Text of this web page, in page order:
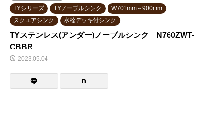
TYシリーズ
TYノーブルシンク
W701mm～900mm
スクエアシンク
水栓デッキ付シンク
TYステンレス(アンダー)ノーブルシンク N760ZWT-
CBBR
2023.05.04